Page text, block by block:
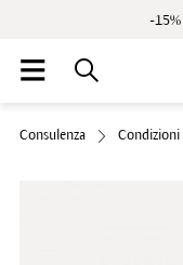
-15%
Consulenza Condizioni